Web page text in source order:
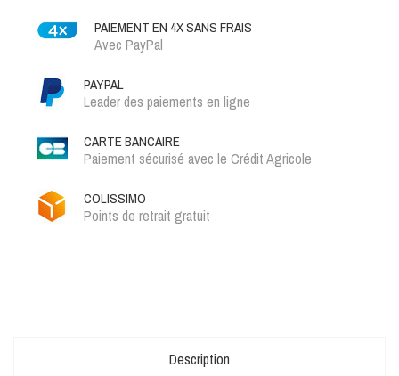
PAIEMENT EN 4X SANS FRAIS
Avec PayPal
PAYPAL
Leader des paiements en ligne
CARTE BANCAIRE
Paiement sécurisé avec le Crédit Agricole
COLISSIMO
Points de retrait gratuit
Description